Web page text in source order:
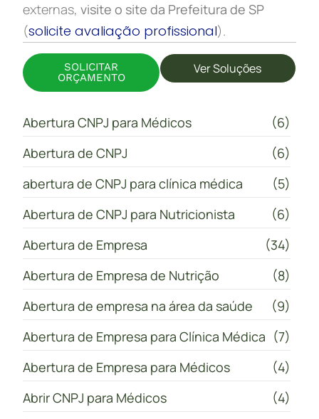
externas,visite o site da Prefeitura de SP
(solicite avaliação profissional).
SOLICITAR
ORÇAMENTO
Ver Soluções
Abertura CNPJ para Médicos
(6)
Abertura de CNPJ
(6)
abertura de CNPJ para clínica médica
(5)
Abertura de CNPJ para Nutricionista
(6)
Abertura de Empresa
(34)
Abertura de Empresa de Nutrição
(8)
Abertura de empresa na área da saúde
(9)
Abertura de Empresa para Clínica Médica (7)
Abertura de Empresa para Médicos
(4)
Abrir CNPJ para Médicos
(4)